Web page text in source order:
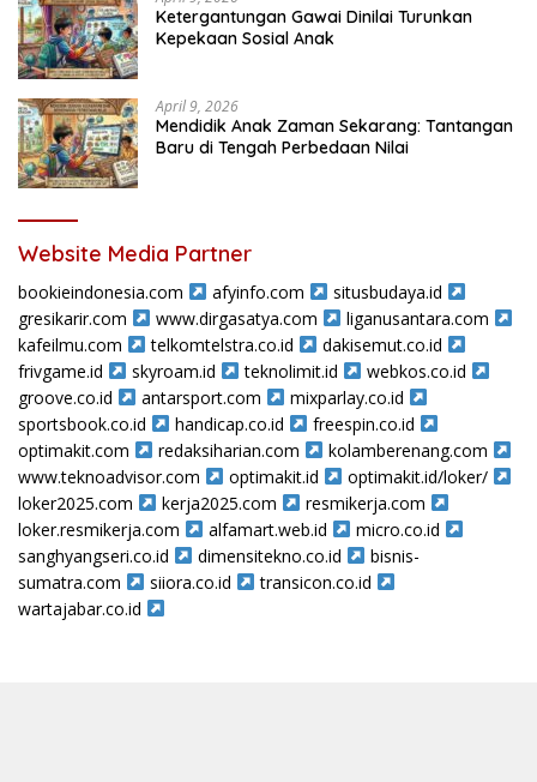
Ketergantungan Gawai Dinilai Turunkan
Kepekaan Sosial Anak
April 9, 2026
Mendidik Anak Zaman Sekarang: Tantangan
Baru di Tengah Perbedaan Nilai
Website Media Partner
bookieindonesia.com afyinfo.com
situsbudaya.id
gresikarir.com
www.dirgasatya.com
liganusantara.com
kafeilmu.com
telkomtelstra.co.id
dakisemut.co.id
frivgame.id
skyroam.id teknolimit.id
webkos.co.id
groove.co.id
antarsport.com
mixparlay.co.id
sportsbook.co.id
handicap.co.id
freespin.co.id
optimakit.com
redaksiharian.com
kolamberenang.com
www.teknoadvisor.com
optimakit.id
optimakit.id/loker/
loker2025.com
kerja2025.com
resmikerja.com
loker.resmikerja.com
alfamart.web.id
micro.co.id
sanghyangseri.co.id
dimensitekno.co.id
bisnis-
sumatra.com
siiora.co.id
transicon.co.id
wartajabar.co.id